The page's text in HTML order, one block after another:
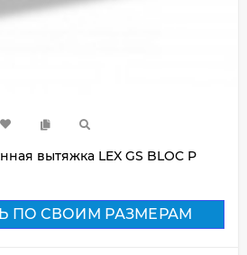
вытяжка LEX GS BLOC P
ПО СВОИМ РАЗМЕРАМ